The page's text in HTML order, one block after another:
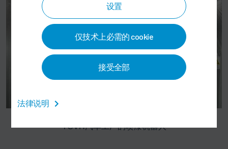
设置
仅技术上必需的 cookie
接受全部
法律说明
TCVH汽车工厂的喷漆机器人